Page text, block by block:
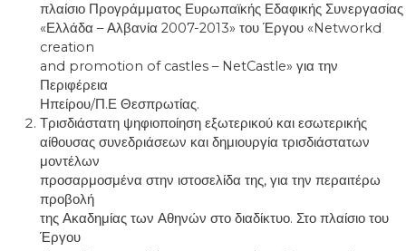
πλαίσιο Προγράμματος Ευρωπαϊκής Εδαφικής Συνεργασίας
«Ελλάδα – Αλβανία 2007-2013» του Έργου «Networkd
creation
and promotion of castles – NetCastle» για την
Περιφέρεια
Ηπείρου/Π.Ε Θεσπρωτίας.
Τρισδιάστατη ψηφιοποίηση εξωτερικού και εσωτερικής
αίθουσας συνεδριάσεων και δημιουργία τρισδιάστατων
μοντέλων
προσαρμοσμένα στην ιστοσελίδα της, για την περαιτέρω
προβολή
της Ακαδημίας των Αθηνών στο διαδίκτυο. Στο πλαίσιο του
Έργου